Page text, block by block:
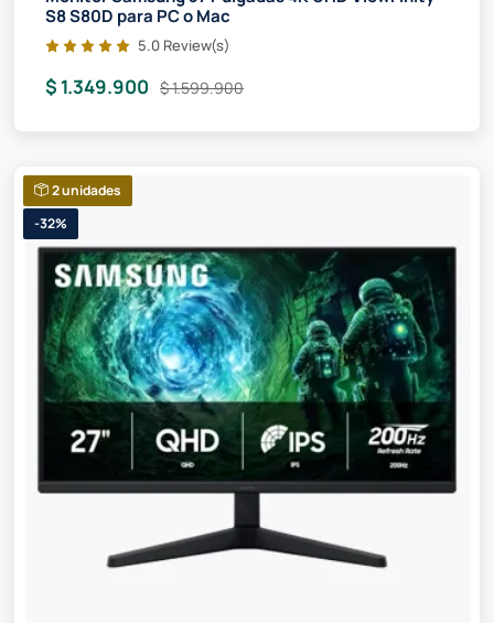
S8 S80D para PC o Mac
5.0 Review(s)
$ 1.349.900 $ 1.599.900
2 unidades
-32%